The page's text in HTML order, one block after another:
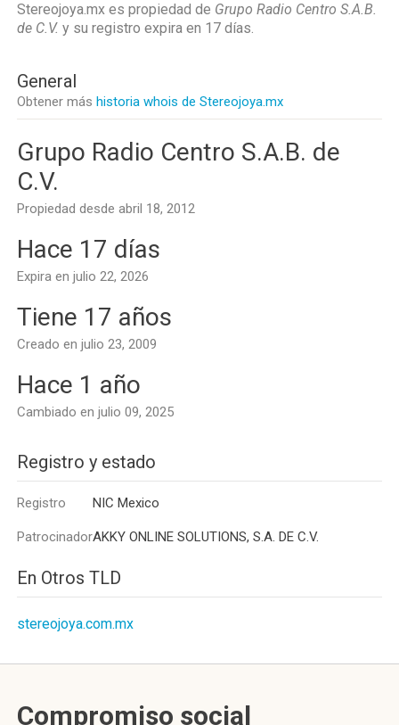
Stereojoya.mx es propiedad de Grupo Radio Centro S.A.B.
de C.V. y su registro expira en 17 días.
General
Obtener más historia whois de Stereojoya.mx
Grupo Radio Centro S.A.B. de
C.V.
Propiedad desde abril 18, 2012
Hace 17 días
Expira en julio 22, 2026
Tiene 17 años
Creado en julio 23, 2009
Hace 1 año
Cambiado en julio 09, 2025
Registro y estado
Registro NIC Mexico
PatrocinadorAKKY ONLINE SOLUTIONS, S.A. DE C.V.
En Otros TLD
stereojoya.com.mx
Compromiso social